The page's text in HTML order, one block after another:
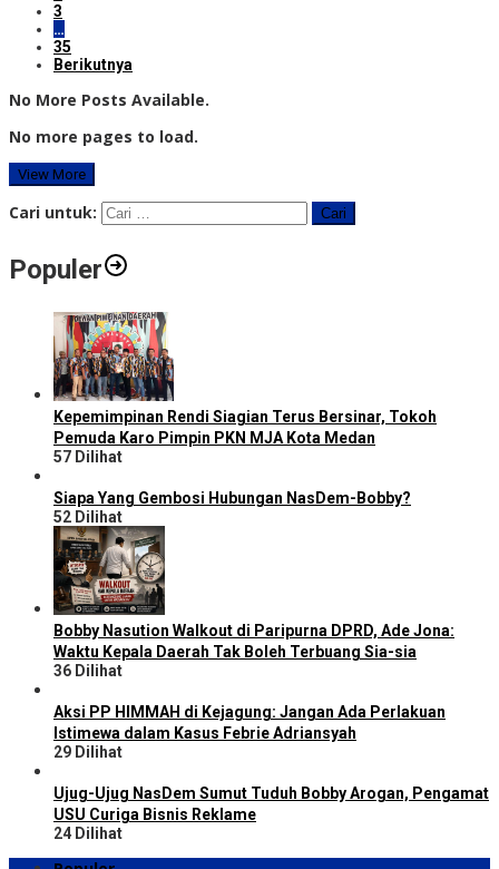
3
…
35
Berikutnya
No More Posts Available.
No more pages to load.
View More
Cari untuk:
Populer
Kepemimpinan Rendi Siagian Terus Bersinar, Tokoh
Pemuda Karo Pimpin PKN MJA Kota Medan
57 Dilihat
Siapa Yang Gembosi Hubungan NasDem-Bobby?
52 Dilihat
Bobby Nasution Walkout di Paripurna DPRD, Ade Jona:
Waktu Kepala Daerah Tak Boleh Terbuang Sia-sia
36 Dilihat
Aksi PP HIMMAH di Kejagung: Jangan Ada Perlakuan
Istimewa dalam Kasus Febrie Adriansyah
29 Dilihat
Ujug-Ujug NasDem Sumut Tuduh Bobby Arogan, Pengamat
USU Curiga Bisnis Reklame
24 Dilihat